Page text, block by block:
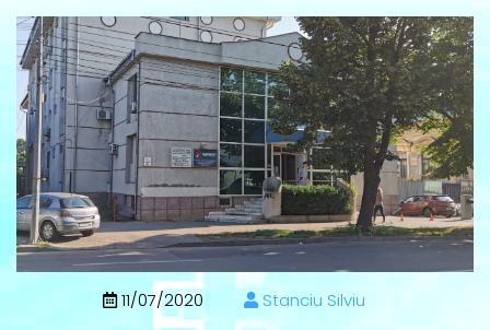
11/07/2020 Stanciu Silviu